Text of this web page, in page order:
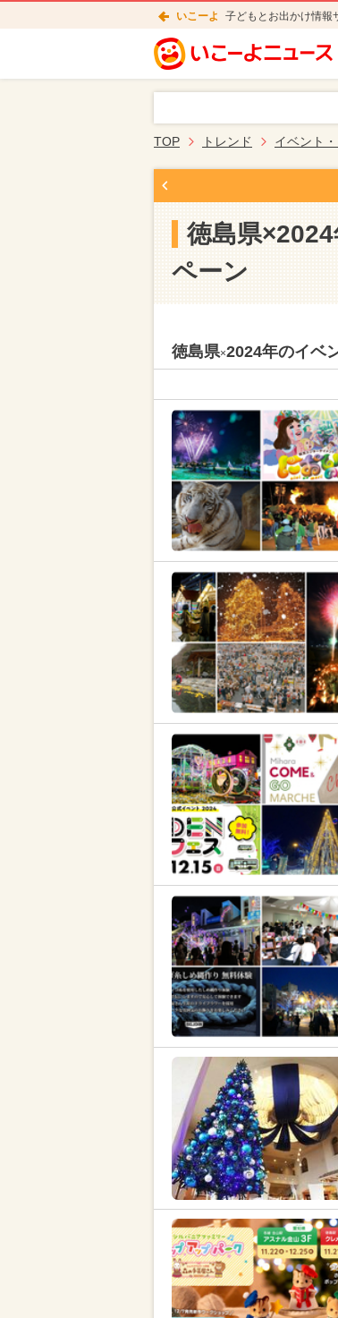
いこーよ 子どもとお出かけ情報
TOP トレンド イベント
徳島県
ペーン
徳島県×2024年のイベ